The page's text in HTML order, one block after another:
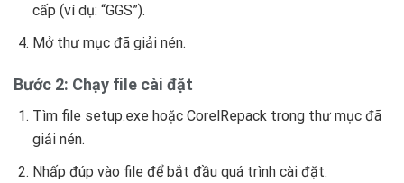
cấp (ví dụ: “GGS”).
Mở thư mục đã giải nén.
Bước 2: Chạy file cài đặt
Tìm file setup.exe hoặc CorelRepack trong thư mục đã
giải nén.
Nhấp đúp vào file để bắt đầu quá trình cài đặt.